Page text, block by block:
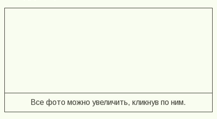
Все фото можно увеличить, кликнув по ним.